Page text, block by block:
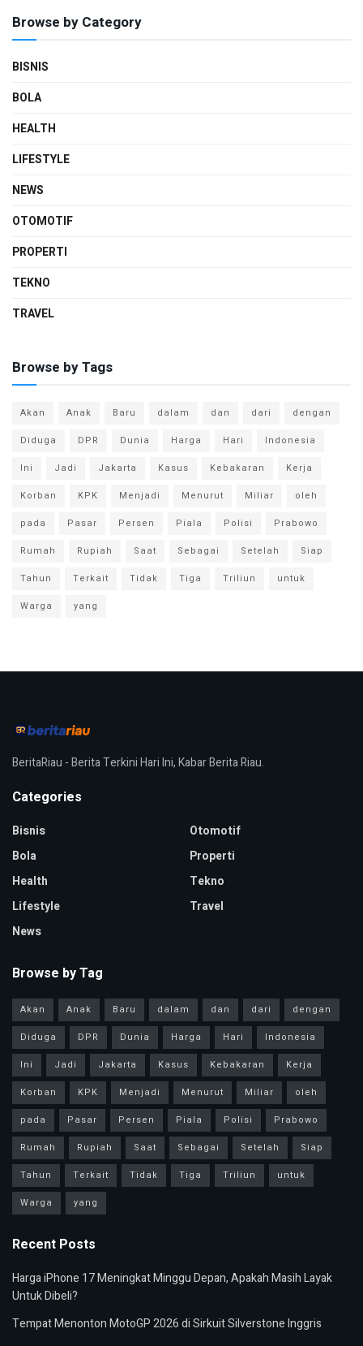
Browse by Category
BISNIS
BOLA
HEALTH
LIFESTYLE
NEWS
OTOMOTIF
PROPERTI
TEKNO
TRAVEL
Browse by Tags
Akan Anak Baru dalam dan dari
dengan
Diduga
DPR Dunia Harga Hari
Indonesia
Ini
Jadi Jakarta Kasus Kebakaran
Kerja
Korban
KPK Menjadi Menurut Miliar
oleh
pada
Pasar Persen Piala Polisi
Prabowo
Rumah
Rupiah Saat Sebagai Setelah
Siap
Tahun
Terkait Tidak Tiga Triliun
untuk
Warga
yang
BeritaRiau - Berita Terkini Hari Ini, Kabar Berita Riau.
Categories
Bisnis
Bola
Health
Lifestyle
News
Otomotif
Properti
Tekno
Travel
Browse by Tag
Akan Anak Baru dalam dan dari
dengan
Diduga
DPR Dunia Harga Hari
Indonesia
Ini
Jadi Jakarta Kasus Kebakaran
Kerja
Korban
KPK Menjadi Menurut Miliar
oleh
pada
Pasar Persen Piala Polisi
Prabowo
Rumah
Rupiah Saat Sebagai Setelah
Siap
Tahun
Terkait Tidak Tiga Triliun
untuk
Warga
yang
Recent Posts
Harga iPhone 17 Meningkat Minggu Depan, Apakah Masih Layak
Untuk Dibeli?
Tempat Menonton MotoGP 2026 di Sirkuit Silverstone Inggris